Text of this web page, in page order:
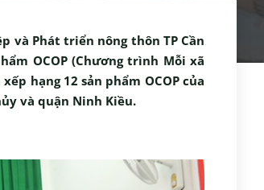
và Phát triển nông thôn TP Cần
OCOP (Chương trình Mỗi xã
hạng 12 sản phẩm OCOP của
và quận Ninh Kiều.